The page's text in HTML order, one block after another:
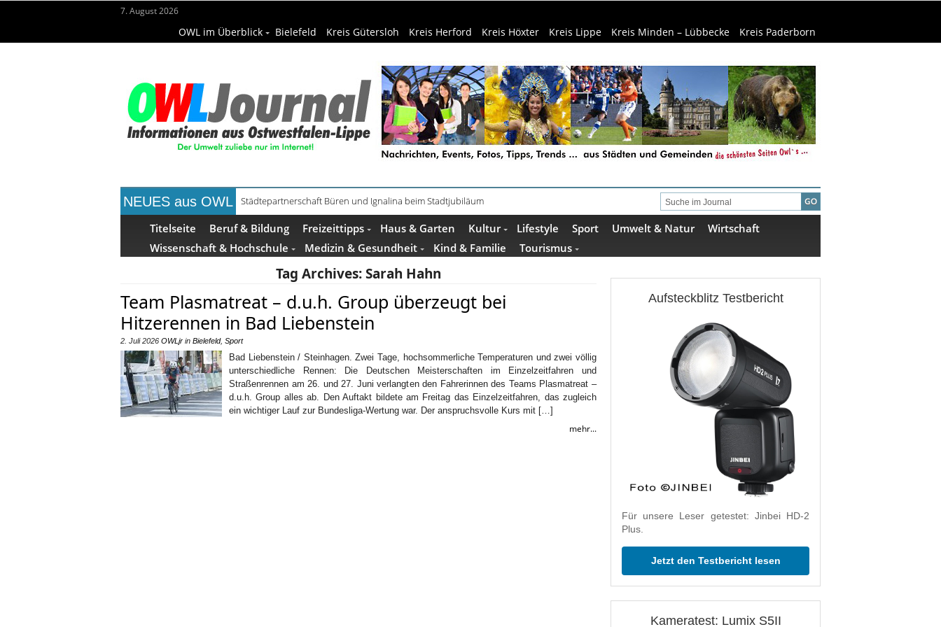
7. August 2026
OWL im Überblick Bielefeld Kreis Gütersloh Kreis Herford Kreis Höxter Kreis Lippe Kreis Minden – Lübbecke Kreis Paderborn
NEUES aus OWL
Städtepartnerschaft Büren und Ignalina beim Stadtjubiläum
Kollektion Skill Sharing der HSBI in Berlin ausgezeichnet
Titelseite Beruf & Bildung Freizeittipps Haus & Garten Kultur Lifestyle Sport Umwelt & Natur
Wirtschaft
Wissenschaft & Hochschule
Medizin & Gesundheit Kind & Familie Tourismus
Tag Archives:Sarah Hahn
Team Plasmatreat – d.u.h. Group überzeugt bei
Hitzerennen in Bad Liebenstein
2. Juli 2026 OWLjr in Bielefeld, Sport
Bad Liebenstein / Steinhagen. Zwei Tage, hochsommerliche Temperaturen und zwei völlig
unterschiedliche Rennen: Die Deutschen Meisterschaften im Einzelzeitfahren und
Straßenrennen am 26. und 27. Juni verlangten den Fahrerinnen des Teams Plasmatreat –
d.u.h. Group alles ab. Den Auftakt bildete am Freitag das Einzelzeitfahren, das zugleich
ein wichtiger Lauf zur Bundesliga-Wertung war. Der anspruchsvolle Kurs mit […]
mehr...
Aufsteckblitz Testbericht
Für unsere Leser getestet: Jinbei HD-2
Plus.
Jetzt den Testbericht lesen
Kameratest: Lumix S5II